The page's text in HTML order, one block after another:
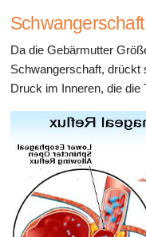
Schwangerschaft
Da die Gebärmutter
Schwangerschaft, drückt
Druck im Inneren, die